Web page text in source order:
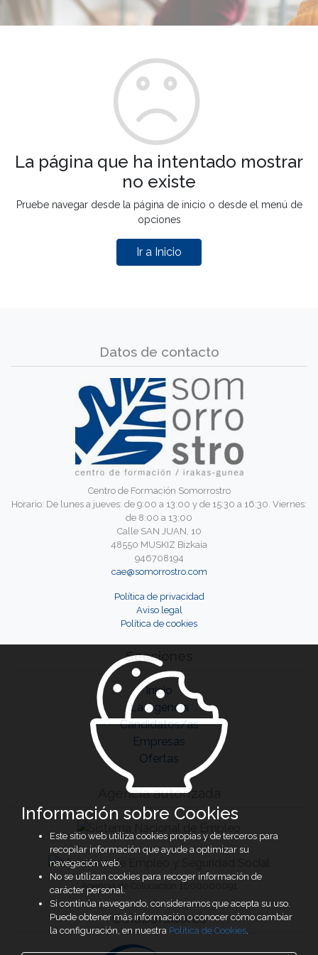
La página que ha intentado mostrar
no existe
Pruebe navegar desde la página de inicio o desde el menú de
opciones
Ir a Inicio
Datos de contacto
Centro de Formación Somorrostro
Horario: De lunes a jueves: de 9:00 a 13:00 y de 15:30 a 16:30. Viernes:
de 8:00 a 13:00
Calle SAN JUAN, 10
48550 MUSKIZ Bizkaia
946708194
cae@somorrostro.com
Política de privacidad
Aviso legal
Política de cookies
Secciones
Inicio
La Agencia
Candidatos/as
Empresas
Ofertas
Agencia autorizada
Agencia de Colocación 1600000091
Colaboradores
Información sobre Cookies
Este sitio web utiliza cookies propias y de terceros para
recopilar información que ayude a optimizar su
navegación web.
No se utilizan cookies para recoger información de
carácter personal.
Si continúa navegando, consideramos que acepta su uso.
Puede obtener más información o conocer cómo cambiar
la configuración, en nuestra Política de Cookies.